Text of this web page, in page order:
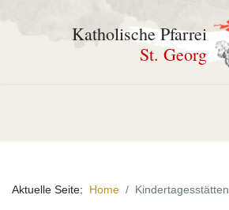
Katholische Pfarrei
St. Georg
Aktuelle Seite: Home Kindertagesstätten